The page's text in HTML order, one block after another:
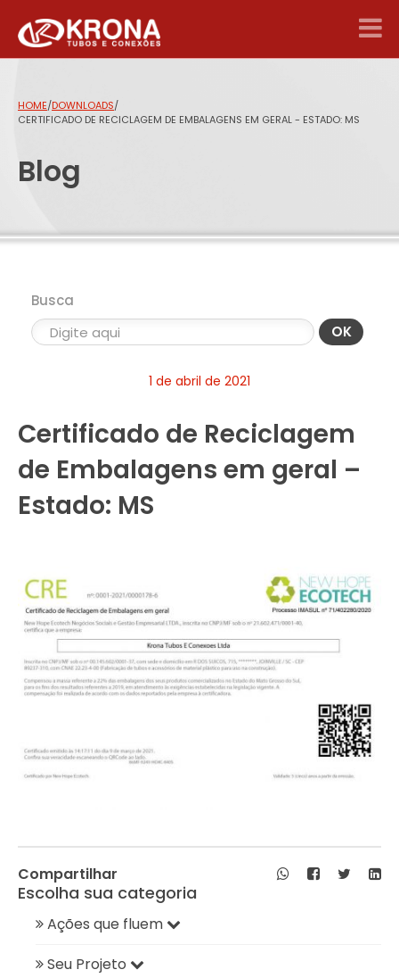
HOME/DOWNLOADS/
CERTIFICADO DE RECICLAGEM DE EMBALAGENS EM GERAL - ESTADO: MS
Blog
Busca
OK
1 de abril de 2021
Certificado de Reciclagem
de Embalagens em geral –
Estado: MS
Compartilhar
Escolha sua categoria
Ações que fluem
Seu Projeto